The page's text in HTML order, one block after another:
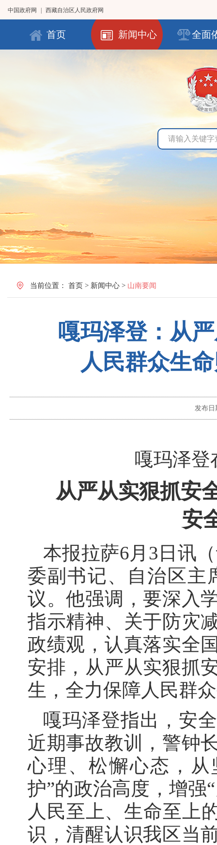
中国政府网 西藏自治区人民政府网
首页 新闻中心 全面
当前位置： 首页 > 新闻中心 > 山南要闻
嘎玛泽登：从
人民群众生
发布日
嘎玛泽登
从严从实狠抓安
安
本报拉萨6月3日讯
委副书记、自治区主
议。他强调，要深入
指示精神、关于防灾
政绩观，认真落实全
安排，从严从实狠抓
生，全力保障人民群
嘎玛泽登指出，安
近期事故教训，警钟
心理、松懈心态，
护”的政治高度，增强
人民至上、生命至上
识，清醒认识我区当